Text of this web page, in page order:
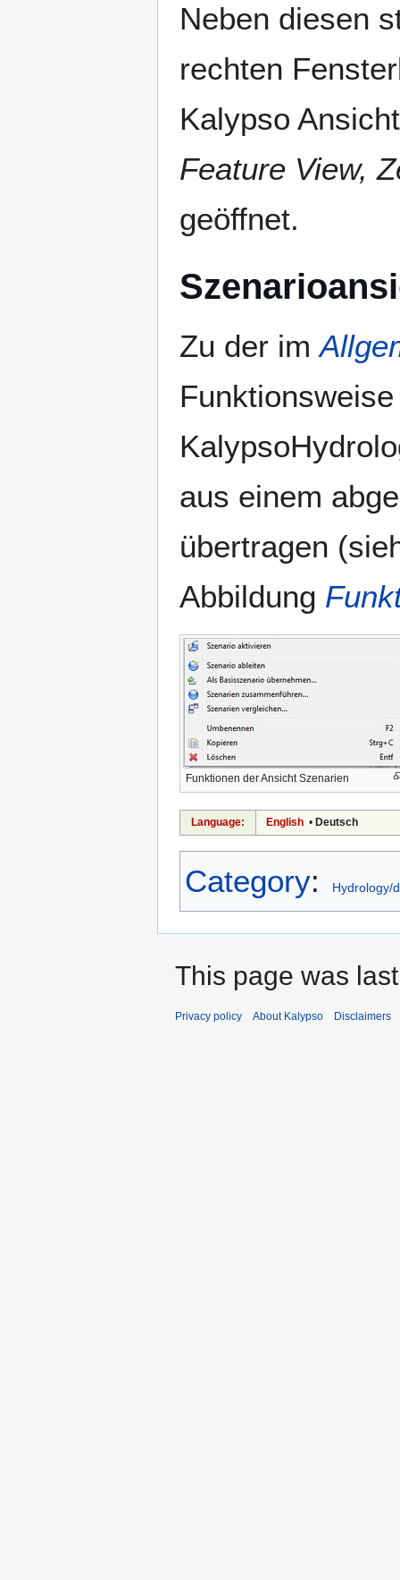
Neben diesen
rechten
Kalypso
Feature View,
geöffnet.
Zu der im
aus einem
übertragen
Abbildung
Funktionen der Ansicht Szenarien
Language: English • Deutsch
Category: Hydrology/
This page was
Privacy policy About Kalypso Disclaimers